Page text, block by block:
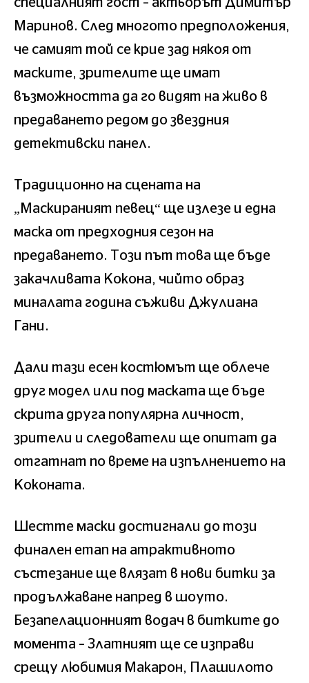
Маринов. След многото предположения,
че самият той се крие зад някоя от
маските, зрителите ще имат
възможността да го видят на живо в
предаването редом до звездния
детективски панел.
Традиционно на сцената на
„Маскираният певец“ ще излезе и една
маска от предходния сезон на
предаването. Този път това ще бъде
закачливата Кокона, чийто образ
миналата година съживи Джулиана
Гани.
Дали тази есен костюмът ще облече
друг модел или под маската ще бъде
скрита друга популярна личност,
зрители и следователи ще опитат да
отгатнат по време на изпълнението на
Коконата.
Шестте маски достигнали до този
финален етап на атрактивното
състезание ще влязат в нови битки за
продължаване напред в шоуто.
Безапелационният водач в битките до
момента – Златният ще се изправи
срещу любимия Макарон, Плашилото